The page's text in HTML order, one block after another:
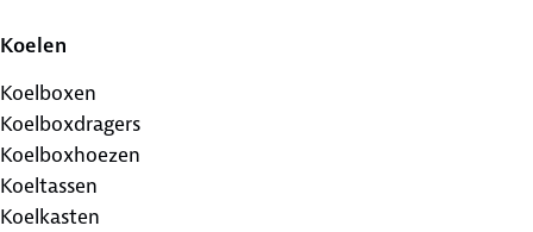
Koelen
Koelboxen
Koelboxdragers
Koelboxhoezen
Koeltassen
Koelkasten